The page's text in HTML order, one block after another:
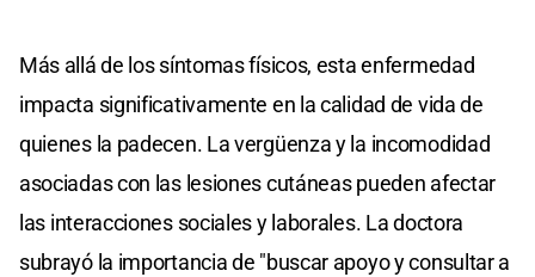
Más allá de los síntomas físicos, esta enfermedad
impacta significativamente en la calidad de vida de
quienes la padecen. La vergüenza y la incomodidad
asociadas con las lesiones cutáneas pueden afectar
las interacciones sociales y laborales. La doctora
subrayó la importancia de "buscar apoyo y consultar a